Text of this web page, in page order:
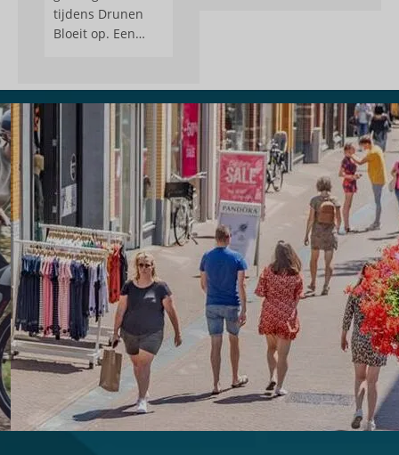
tijdens Drunen
Bloeit op. Een
wethouder, veel
muziek en een
heerlijke zon
maakte het een
bruisende dag in
Drunen